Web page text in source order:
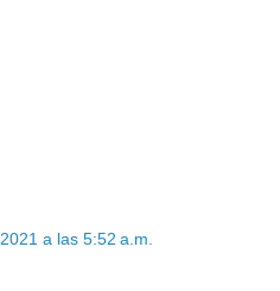
a las 5:52 a.m.